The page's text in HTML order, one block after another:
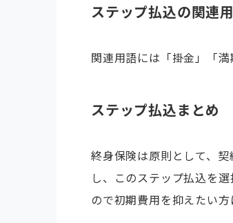
ステップ払込の関連
関連用語には「掛金」「満
ステップ払込まとめ
終身保険は原則として、
し、このステップ払込を
ので初期費用を抑えたい方